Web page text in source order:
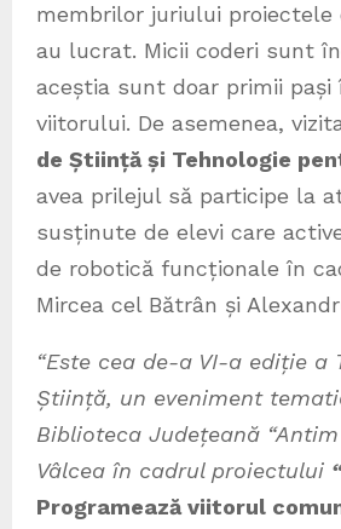
membrilor juriului proiectele
au lucrat. Micii coderi sunt
aceștia sunt doar primii pași
viitorului. De asemenea,
de Știință și Tehnologie
avea prilejul să participe la
susținute de elevi care
de robotică funcționale în
Mircea cel Bătrân și
“Este cea de-a VI-a ediție a
Știință, un eveniment
Biblioteca Județeană
Vâlcea în cadrul proiectului “
Programează viitorul